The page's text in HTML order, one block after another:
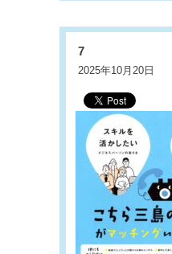
7
2025年10月20日